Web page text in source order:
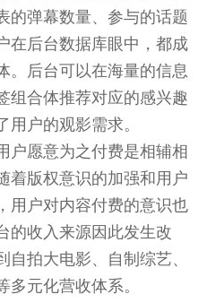
的弹幕数量、参与的话题
在后台数据库眼中，都成
。后台可以在海量的信息
组合体推荐对应的感兴趣
用户的观影需求。
户愿意为之付费是相辅相
着版权意识的加强和用户
用户对内容付费的意识也
的收入来源因此发生改
拍大电影、自制综艺、
元化营收体系。